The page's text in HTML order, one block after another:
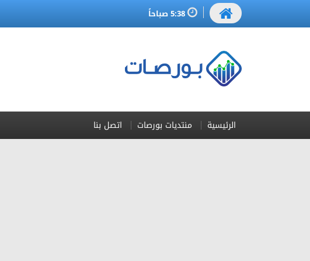
الرئيسية منتديات بورصات اتصل بنا